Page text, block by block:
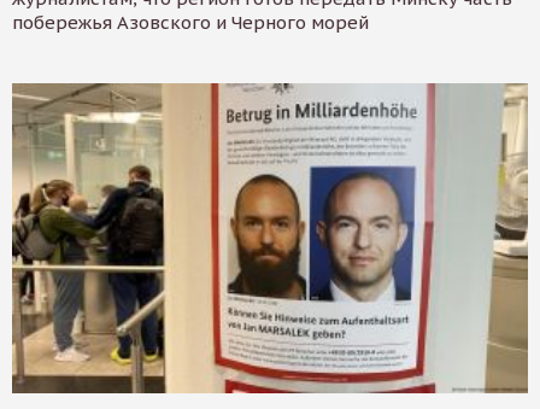
побережья Азовского и Черного морей